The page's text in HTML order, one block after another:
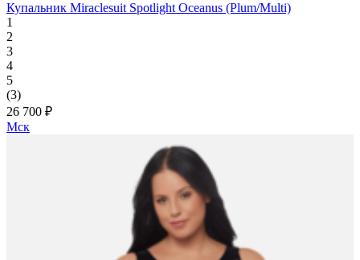
Купальник Miraclesuit Spotlight Oceanus (Plum/Multi)
1
2
3
4
5
(3)
26 700 ₽
Мск